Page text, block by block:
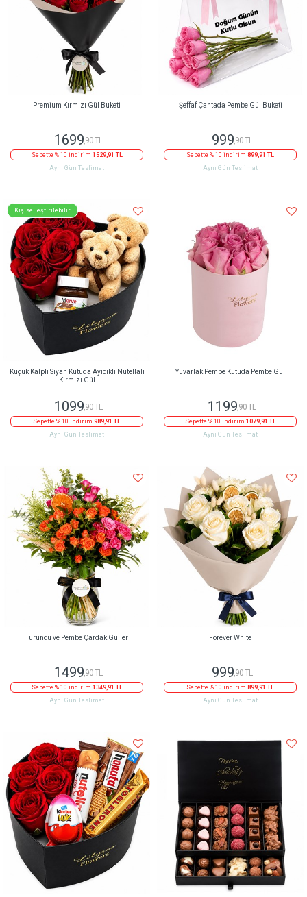
Premium Kırmızı Gül Buketi
1699,90 TL
Sepette % 10 indirim 1529,91 TL
Aynı Gün Teslimat
Şeffaf Çantada Pembe Gül Buketi
999,90 TL
Sepette % 10 indirim 899,91 TL
Aynı Gün Teslimat
Kişiselleştirilebilir
Küçük Kalpli Siyah Kutuda Ayıcıklı Nutellalı
Kırmızı Gül
1099 ,90 TL
Sepette % 10 indirim 989,91 TL
Aynı Gün Teslimat
Yuvarlak Pembe Kutuda Pembe Gül
1199 ,90 TL
Sepette % 10 indirim 1079,91 TL
Aynı Gün Teslimat
Turuncu ve Pembe Çardak Güller
1499,90 TL
Sepette % 10 indirim 1349,91 TL
Aynı Gün Teslimat
Forever White
999,90 TL
Sepette % 10 indirim 899,91 TL
Aynı Gün Teslimat